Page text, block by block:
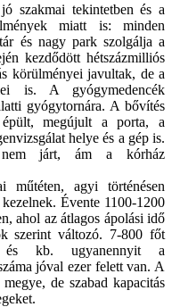
szakmai tekintetben és a
miatt is: minden
és nagy park szolgálja a
kezdődött hétszázmilliós
körülményei javultak, de a
is. A gyógymedencék
gyógytornára. A bővítés
megújult a porta, a
helye és a gép is.
nem járt, ám a kórház
műtéten, agyi történésen
Évente 1100-1200
ahol az átlagos ápolási idő
szerint változó. 7-800 főt
és kb. ugyanennyit a
jóval ezer felett van. A
de szabad kapacitás